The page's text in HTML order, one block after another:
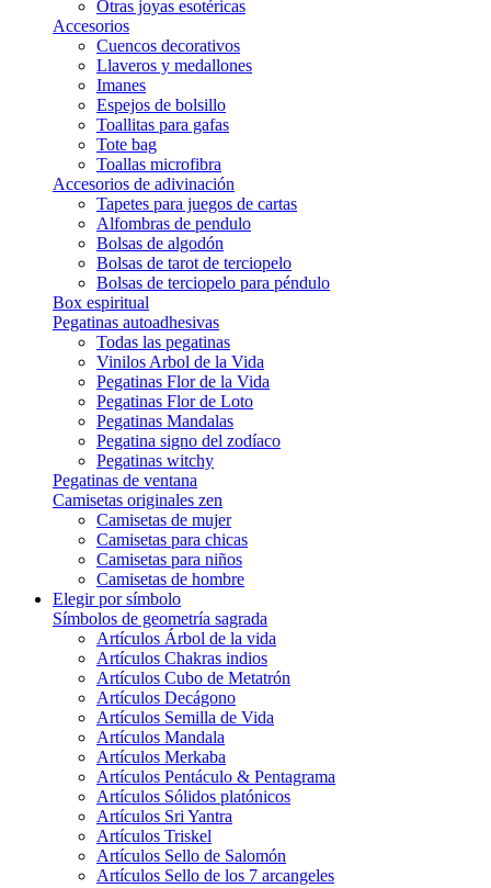
Otras joyas esotéricas
Accesorios
Cuencos decorativos
Llaveros y medallones
Imanes
Espejos de bolsillo
Toallitas para gafas
Tote bag
Toallas microfibra
Accesorios de adivinación
Tapetes para juegos de cartas
Alfombras de pendulo
Bolsas de algodón
Bolsas de tarot de terciopelo
Bolsas de terciopelo para péndulo
Box espiritual
Pegatinas autoadhesivas
Todas las pegatinas
Vinilos Arbol de la Vida
Pegatinas Flor de la Vida
Pegatinas Flor de Loto
Pegatinas Mandalas
Pegatina signo del zodíaco
Pegatinas witchy
Pegatinas de ventana
Camisetas originales zen
Camisetas de mujer
Camisetas para chicas
Camisetas para niños
Camisetas de hombre
Elegir por símbolo
Símbolos de geometría sagrada
Artículos Árbol de la vida
Artículos Chakras indios
Artículos Cubo de Metatrón
Artículos Decágono
Artículos Semilla de Vida
Artículos Mandala
Artículos Merkaba
Artículos Pentáculo & Pentagrama
Artículos Sólidos platónicos
Artículos Sri Yantra
Artículos Triskel
Artículos Sello de Salomón
Artículos Sello de los 7 arcangeles